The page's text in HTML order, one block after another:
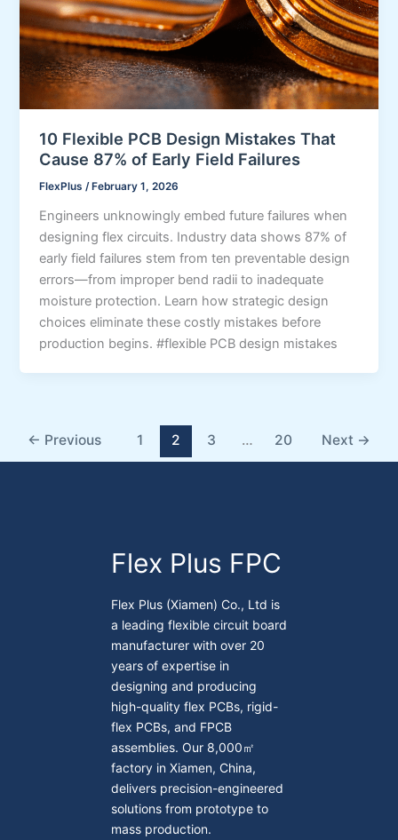
10 Flexible PCB Design Mistakes That
Cause 87% of Early Field Failures
FlexPlus /February 1, 2026
Engineers unknowingly embed future failures when
designing flex circuits. Industry data shows 87% of
early field failures stem from ten preventable design
errors—from improper bend radii to inadequate
moisture protection. Learn how strategic design
choices eliminate these costly mistakes before
production begins. #flexible PCB design mistakes
← Previous 1 2 3 … 20 Next →
Flex Plus FPC
Flex Plus (Xiamen) Co., Ltd is
a leading flexible circuit board
manufacturer with over 20
years of expertise in
designing and producing
high-quality flex PCBs, rigid-
flex PCBs, and FPCB
assemblies. Our 8,000㎡
factory in Xiamen, China,
delivers precision-engineered
solutions from prototype to
mass production.